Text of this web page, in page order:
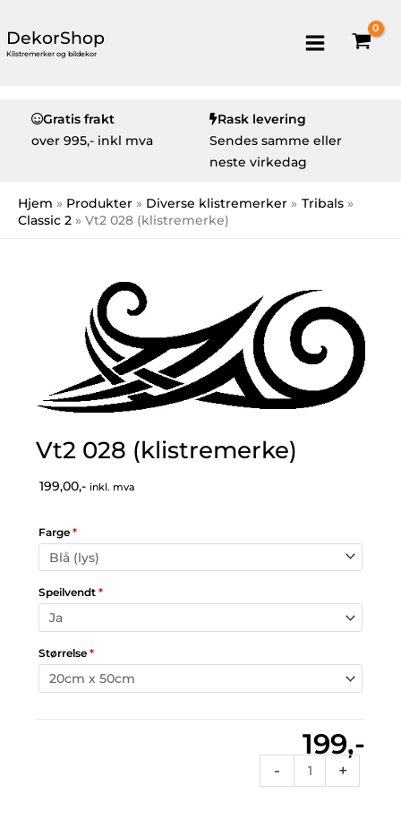
DekorShop
Klistremerker og bildekor
Gratis frakt
over 995,- inkl mva
Rask levering
Sendes samme eller
neste virkedag
Hjem Produkter Diverse klistremerker
Tribals
Classic 2
Vt2 028 (klistremerke)
Vt2 028 (klistremerke)
199,00,- inkl. mva
Farge *
Speilvendt *
Størrelse *
199,-
-
028
+